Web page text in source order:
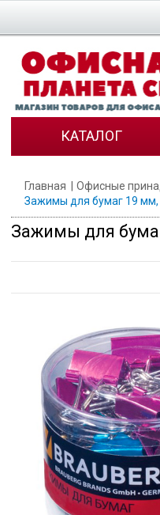
КАТАЛОГ
Главная Офисные
Зажимы для бумаг 19 мм,
Зажимы для